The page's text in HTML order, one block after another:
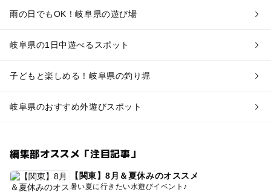
雨の日でもOK！岐阜県の遊び場
岐阜県の1日中遊べるスポット
子どもと楽しめる！岐阜県の釣り堀
岐阜県のおすすめ外遊びスポット
編集部オススメ「注目記事」
【関東】8月＆夏休みのオススメ
暑い夏に行きたい水遊びイベント♪